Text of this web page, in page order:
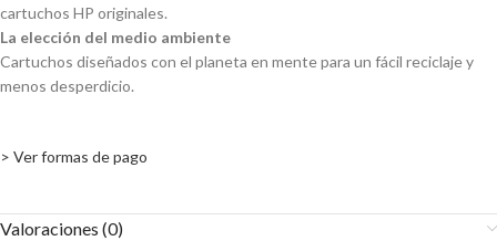
cartuchos HP originales.
La elección del medio ambiente
Cartuchos diseñados con el planeta en mente para un fácil reciclaje y
menos desperdicio.
> Ver formas de pago
Valoraciones (0)